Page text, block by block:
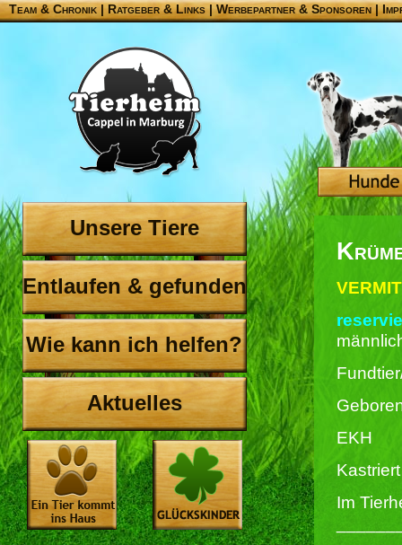
Team & Chronik |Ratgeber & Links|Werbepartner & Sponsoren|
Unsere Tiere
Entlaufen & gefunden
Wie kann ich helfen?
Aktuelles
EKH
Im